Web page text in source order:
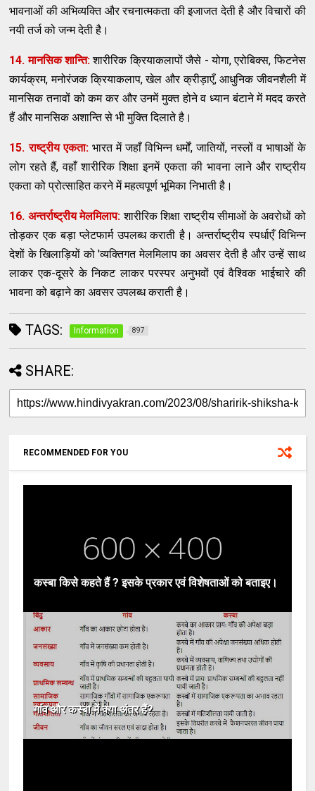
भावनाओं की अभिव्यक्ति और रचनात्मकता की इजाजत देती है और विचारों की
नयी तर्ज को जन्म देती है।
14. मानसिक शान्ति:शारीरिक क्रियाकलापों जैसे - योगा, एरोबिक्स, फिटनेस
कार्यक्रम, मनोरंजक क्रियाकलाप, खेल और क्रीड़ाएँ, आधुनिक जीवनशैली में
मानसिक तनावों को कम कर और उनमें मुक्त होने व ध्यान बंटाने में मदद करते
हैं और मानसिक अशान्ति से भी मुक्ति दिलाते है।
15. राष्ट्रीय एकता:भारत में जहाँ विभिन्न धर्मों, जातियों, नस्लों व भाषाओं के
लोग रहते हैं, वहाँ शारीरिक शिक्षा इनमें एकता की भावना लाने और राष्ट्रीय
एकता को प्रोत्साहित करने में महत्वपूर्ण भूमिका निभाती है।
16. अन्तर्राष्ट्रीय मेलमिलाप: शारीरिक शिक्षा राष्ट्रीय सीमाओं के अवरोधों को
तोड़कर एक बड़ा प्लेटफार्म उपलब्ध कराती है। अन्तर्राष्ट्रीय स्पर्धाएँ विभिन्न
देशों के खिलाड़ियों को 'व्यक्तिगत मेलमिलाप का अवसर देती है और उन्हें साथ
लाकर एक-दूसरे के निकट लाकर परस्पर अनुभवों एवं वैश्विक भाईचारे की
भावना को बढ़ाने का अवसर उपलब्ध कराती है।
TAGS: Information 897
SHARE:
RECOMMENDED FOR YOU
कस्बा किसे कहते हैं ? इसके प्रकार एवं विशेषताओं को बताइए।
गांव और कस्बा में क्या अंतर हैं?